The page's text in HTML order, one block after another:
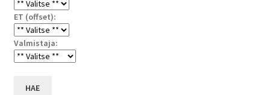
ET (offset):
Valmistaja:
HAE